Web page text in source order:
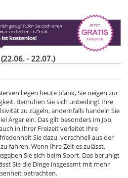
- 22.07.)
liegen heute blank, Sie neigen zur
Bemühen Sie sich unbedingt Ihre
zu zügeln, andernfalls handeln Sie
Ärger ein. Das gilt besonders im Job,
in Ihrer Freizeit verleitet Ihre
Sie dazu, vorschnell aus der
fahren. Wenn Ihre Zeit es zulässt,
Sie sich beim Sport. Das beruhigt
Sie die Dinge insgesamt mit mehr
betrachten.